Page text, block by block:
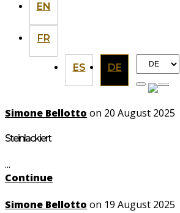
EN
FR
ES DE
Choose
a
language
Simone Bellotto on 20 August 2025
Steinlackiert
...
Continue
Simone Bellotto on 19 August 2025